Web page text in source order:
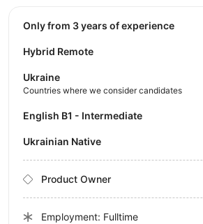
Only from 3 years of experience
Hybrid Remote
Ukraine
Countries where we consider candidates
English B1 - Intermediate
Ukrainian Native
Product Owner
Employment: Fulltime